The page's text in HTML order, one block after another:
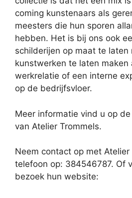
coming kunstenaars als
meesters die hun sporen
hebben. Het is bij ons ook
schilderijen op maat te laten
kunstwerken te laten maken
werkrelatie of een interne
op de bedrijfsvloer.
Meer informatie vind u op
van Atelier Trommels.
Neem contact op met
telefoon op: 384546787. Of
bezoek hun website: